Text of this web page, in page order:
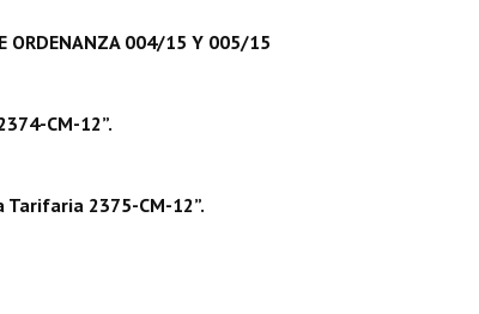
ORDENANZA 004/15 Y 005/15
CM-12”.
Tarifaria 2375-CM-12”.